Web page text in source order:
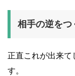
相手の逆をつ
正直これが出来て
す。